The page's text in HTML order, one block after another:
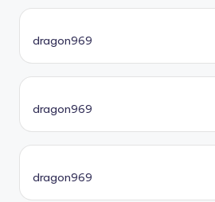
dragon969
dragon969
dragon969